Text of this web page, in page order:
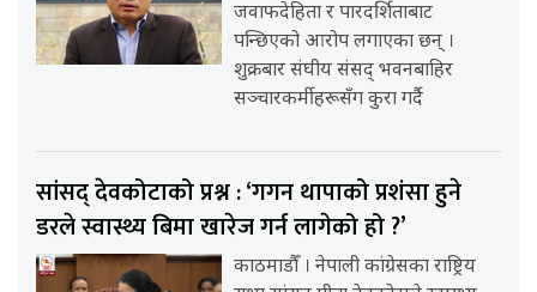
जवाफदेहिता र पारदर्शिताबाट
पन्छिएको आरोप लगाएका छन् ।
शुक्रबार संघीय संसद् भवनबाहिर
सञ्चारकर्मीहरूसँग कुरा गर्दै
सांसद् देवकोटाको प्रश्न : ‘गगन थापाको प्रशंसा हुने
डरले स्वास्थ्य बिमा खारेज गर्न लागेको हो ?’
काठमाडौँ । नेपाली कांग्रेसका राष्ट्रिय